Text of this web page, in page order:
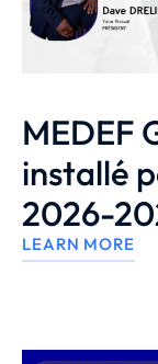
MEDEF
installé
2026-
LEARN MORE